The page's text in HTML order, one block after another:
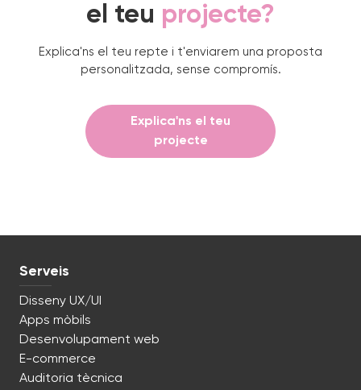
el teu projecte?
Explica'ns el teu repte i t'enviarem una proposta
personalitzada, sense compromís.
Explica'ns el teu
projecte
Serveis
Disseny UX/UI
Apps mòbils
Desenvolupament web
E-commerce
Auditoria tècnica